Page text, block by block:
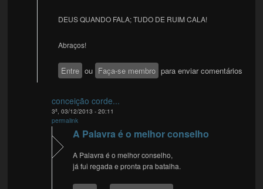
DEUS QUANDO FALA; TUDO DE RUIM CALA!
Abraços!
Entre ou Faça-se membro para enviar comentários
conceição corde...
3ª, 03/12/2013 - 20:11
permalink
A Palavra é o melhor conselho
A Palavra é o melhor conselho,
já fui regada e pronta pra batalha.